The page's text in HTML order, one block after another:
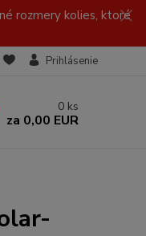
rozmery kolies, ktoré
Prihlásenie
0 ks
za 0,00 EUR